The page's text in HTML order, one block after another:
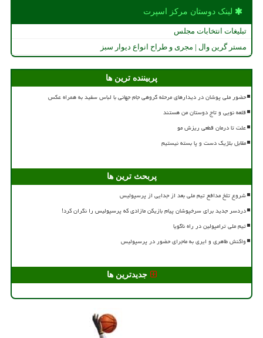
لینک دوستان مركز اسپرت
تبلیغات انتخابات مجلس
مستر گرین وال | مجری و طراح انواع دیوار سبز
پربیننده ترین ها
حضور ملی پوشان در دیدارهای مرحله گروهی جام جهانی با لباس سفید به همراه عکس
قلعه نویی و تاج دوستان من هستند
علت تا درمان قطعی ریزش مو
مقابل بلژیک دست و پا بسته نیستیم
پربحث ترین ها
شروع تلخ مدافع تیم ملی بعد از جدایی از پرسپولیس
دردسر جدید برای سرخپوشان پیام بازیکن مازادی که پرسپولیس را نگران کرد!
تیم ملی ترامپولین در راه ناگویا
واکنش طاهری و ایری به ماجرای حضور در پرسپولیس
جدیدترین ها